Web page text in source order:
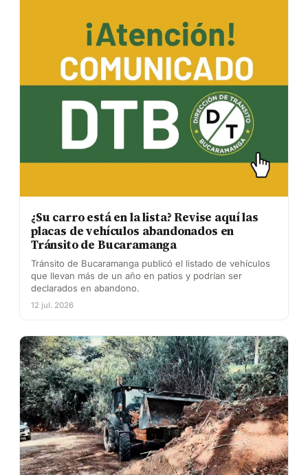
¿Su carro está en la lista? Revise aquí las
placas de vehículos abandonados en
Tránsito de Bucaramanga
Tránsito de Bucaramanga publicó el listado de vehículos
que llevan más de un año en patios y podrían ser
declarados en abandono.
12 jul. 2026